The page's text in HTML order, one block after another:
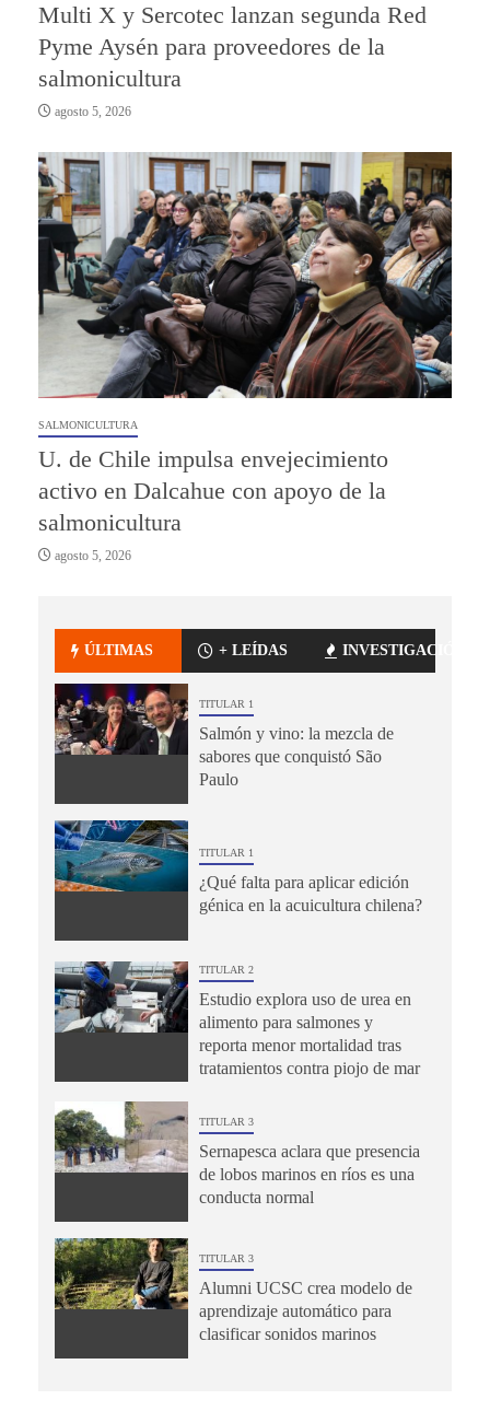
Multi X y Sercotec lanzan segunda Red
Pyme Aysén para proveedores de la
salmonicultura
agosto 5, 2026
SALMONICULTURA
U. de Chile impulsa envejecimiento
activo en Dalcahue con apoyo de la
salmonicultura
agosto 5, 2026
ÚLTIMAS + LEÍDAS INVESTIGACIÓN
TITULAR 1
Salmón y vino: la mezcla de
sabores que conquistó São
Paulo
TITULAR 1
¿Qué falta para aplicar edición
génica en la acuicultura chilena?
TITULAR 2
Estudio explora uso de urea en
alimento para salmones y
reporta menor mortalidad tras
tratamientos contra piojo de mar
TITULAR 3
Sernapesca aclara que presencia
de lobos marinos en ríos es una
conducta normal
TITULAR 3
Alumni UCSC crea modelo de
aprendizaje automático para
clasificar sonidos marinos